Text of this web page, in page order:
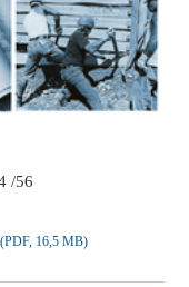
/56
16,5 MB)